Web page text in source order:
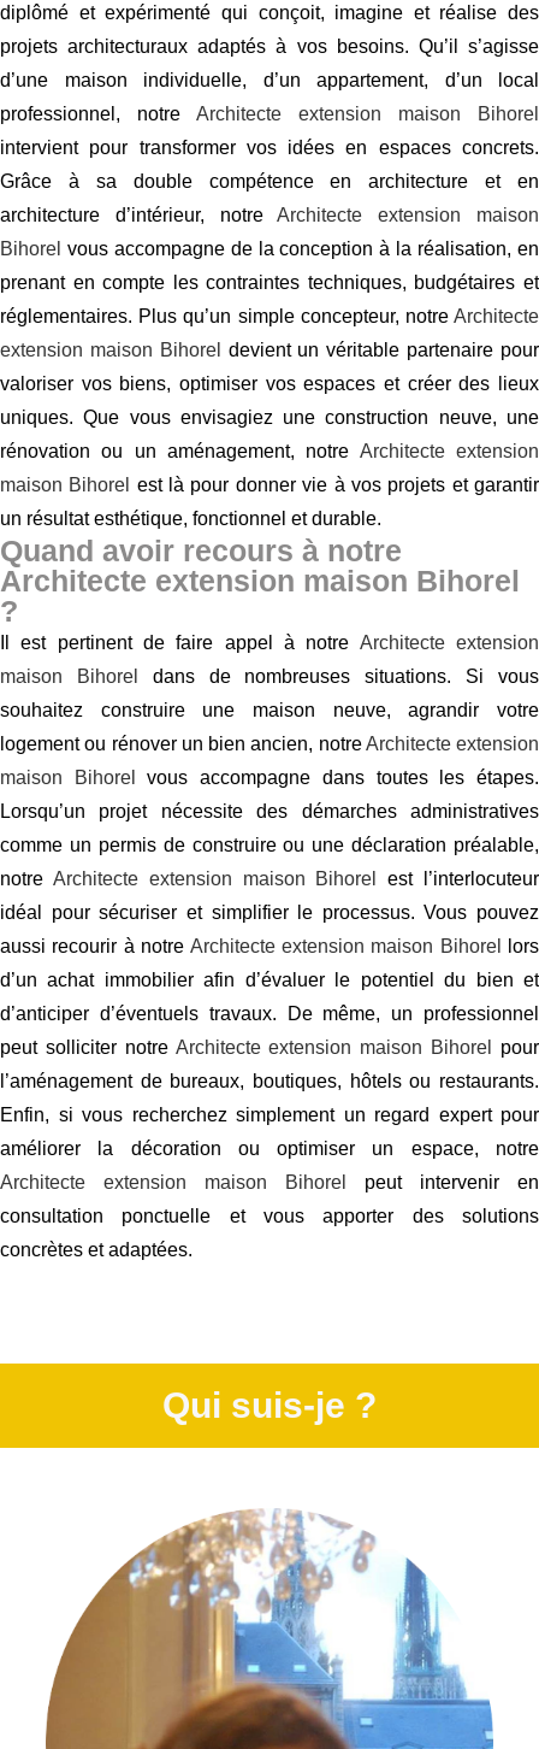
diplômé et expérimenté qui conçoit, imagine et réalise des
projets architecturaux adaptés à vos besoins. Qu’il s’agisse
d’une maison individuelle, d’un appartement, d’un local
professionnel, notre Architecte extension maison Bihorel
intervient pour transformer vos idées en espaces concrets.
Grâce à sa double compétence en architecture et en
architecture d’intérieur, notreArchitecte extension maison
Bihorel vous accompagne de la conception à la réalisation, en
prenant en compte les contraintes techniques, budgétaires et
réglementaires. Plus qu’un simple concepteur, notre Architecte
extension maison Bihorel devient un véritable partenaire pour
valoriser vos biens, optimiser vos espaces et créer des lieux
uniques. Que vous envisagiez une construction neuve, une
rénovation ou un aménagement, notre Architecte extension
maison Bihorel est là pour donner vie à vos projets et garantir
un résultat esthétique, fonctionnel et durable.
Quand avoir recours à notre
Architecte extension maison Bihorel
?
Il est pertinent de faire appel à notre Architecte extension
maison Bihorel
dans de nombreuses situations. Si vous
souhaitez construire une maison neuve, agrandir votre
logement ou rénover un bien ancien, notreArchitecte extension
maison Bihorel
vous accompagne dans toutes les étapes.
Lorsqu’un projet nécessite des démarches administratives
comme un permis de construire ou une déclaration préalable,
notre Architecte extension maison Bihorel
est l’interlocuteur
idéal pour sécuriser et simplifier le processus. Vous pouvez
aussi recourir à notre Architecte extension maison Bihorel
lors
d’un achat immobilier afin d’évaluer le potentiel du bien et
d’anticiper d’éventuels travaux. De même, un professionnel
peut solliciter notre Architecte extension maison Bihorel
pour
l’aménagement de bureaux, boutiques, hôtels ou restaurants.
Enfin, si vous recherchez simplement un regard expert pour
améliorer la décoration ou optimiser un espace, notre
Architecte extension maison Bihorel
peut intervenir en
consultation ponctuelle et vous apporter des solutions
concrètes et adaptées.
Qui suis-je ?